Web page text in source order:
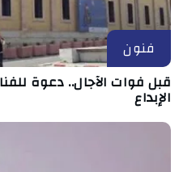
فنون
قبل فوات الآجال.. دعوة
الإبداع